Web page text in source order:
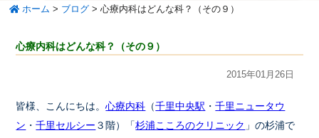
ホーム > ブログ >心療内科はどんな科？（その９）
心療内科はどんな科？（その９）
2015年01月26日
皆様、こんにちは。心療内科 （千里中央駅 ・千里ニュータウ
ン ・千里セルシー ３階）「杉浦こころのクリニック 」の杉浦で